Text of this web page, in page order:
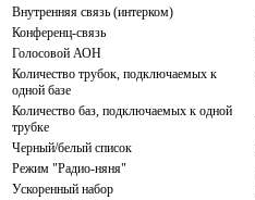
Внутренняя связь (интерком)
Конференц-связь
Голосовой АОН
Количество трубок, подключаемых к
одной базе
Количество баз, подключаемых к одной
трубке
Черный/белый список
Режим "Радио-няня"
Ускоренный набор